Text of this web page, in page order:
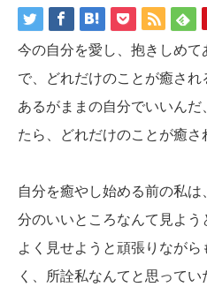
今の自分を愛し、抱きしめ
で、どれだけのことが癒され
あるがままの自分でいいんだ
たら、どれだけのことが癒さ
自分を癒やし始める前の私
分のいいところなんて見よう
よく見せようと頑張りなが
く、所詮私なんてと思ってい